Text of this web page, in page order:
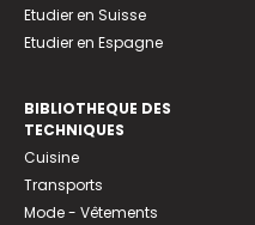
Etudier en Suisse
Etudier en Espagne
BIBLIOTHEQUE DES
TECHNIQUES
Cuisine
Transports
Mode - Vêtements